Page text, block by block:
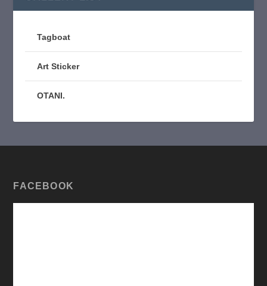
Tagboat
Art Sticker
OTANI.
FACEBOOK